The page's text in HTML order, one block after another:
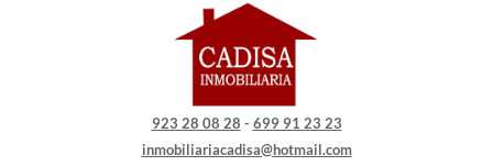
923 28 08 28 - 699 91 23 23
inmobiliariacadisa@hotmail.com